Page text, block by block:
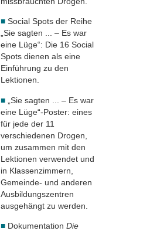
■ Social Spots der Reihe
„Sie sagten ... – Es war
eine Lüge“: Die 16 Social
Spots dienen als eine
Einführung zu den
Lektionen.
■ „Sie sagten ... – Es war
eine Lüge“-Poster: eines
für jede der 11
verschiedenen Drogen,
um zusammen mit den
Lektionen ver­wendet und
in Klassen­zimmern,
Gemeinde- und anderen
Ausbildungszentren
ausgehängt zu werden.
■ Dokumentation Die